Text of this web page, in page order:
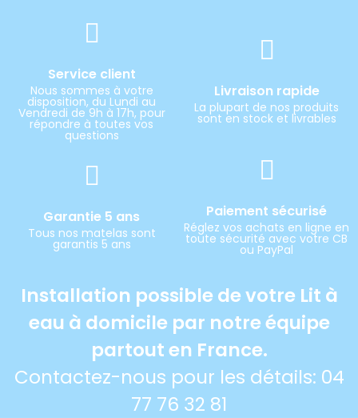
Service client
Nous sommes à votre
disposition, du Lundi au
Vendredi de 9h à 17h, pour
répondre à toutes vos
questions
Livraison rapide
La plupart de nos produits
sont en stock et livrables
Garantie 5 ans
Tous nos matelas sont
garantis 5 ans
Paiement sécurisé
Réglez vos achats en ligne en
toute sécurité avec votre CB
ou PayPal
Installation possible de votre Lit à
eau à domicile par notre équipe
partout en France.
Contactez-nous pour les détails: 04
77 76 32 81